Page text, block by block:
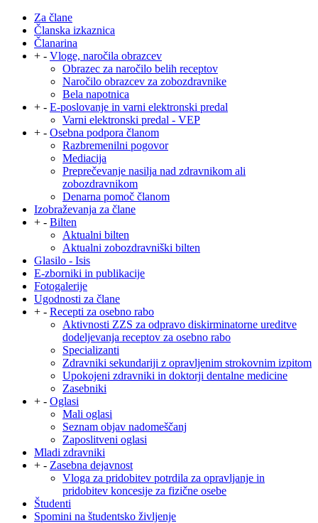
Za člane
Članska izkaznica
Članarina
+ - Vloge, naročila obrazcev
Obrazec za naročilo belih receptov
Naročilo obrazcev za zobozdravnike
Bela napotnica
+ - E-poslovanje in varni elektronski predal
Varni elektronski predal - VEP
+ - Osebna podpora članom
Razbremenilni pogovor
Mediacija
Preprečevanje nasilja nad zdravnikom ali
zobozdravnikom
Denarna pomoč članom
Izobraževanja za člane
+ - Bilten
Aktualni bilten
Aktualni zobozdravniški bilten
Glasilo - Isis
E-zborniki in publikacije
Fotogalerije
Ugodnosti za člane
+ - Recepti za osebno rabo
Aktivnosti ZZS za odpravo diskirminatorne ureditve
dodeljevanja receptov za osebno rabo
Specializanti
Zdravniki sekundariji z opravljenim strokovnim izpitom
Upokojeni zdravniki in doktorji dentalne medicine
Zasebniki
+ - Oglasi
Mali oglasi
Seznam objav nadomeščanj
Zaposlitveni oglasi
Mladi zdravniki
+ - Zasebna dejavnost
Vloga za pridobitev potrdila za opravljanje in
pridobitev koncesije za fizične osebe
Študenti
Spomini na študentsko življenje